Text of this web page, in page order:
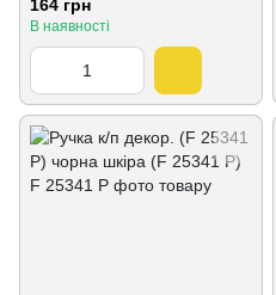
164 грн
В наявності